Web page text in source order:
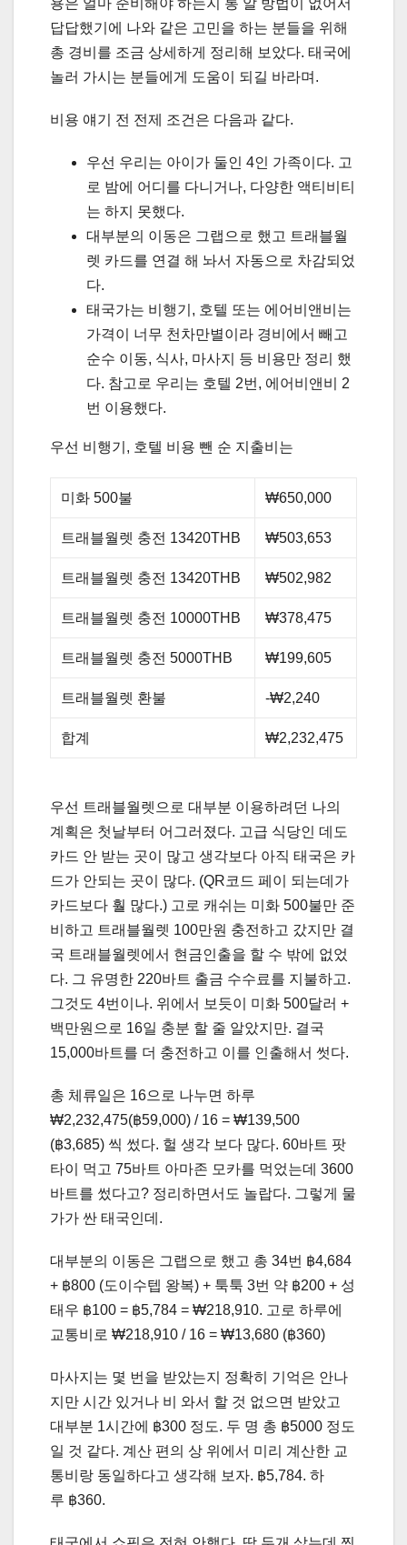
용은 얼마 준비해야 하는지 통 알 방법이 없어서
답답했기에 나와 같은 고민을 하는 분들을 위해
총 경비를 조금 상세하게 정리해 보았다. 태국에
놀러 가시는 분들에게 도움이 되길 바라며.
비용 얘기 전 전제 조건은 다음과 같다.
우선 우리는 아이가 둘인 4인 가족이다. 고
로 밤에 어디를 다니거나, 다양한 액티비티
는 하지 못했다.
대부분의 이동은 그랩으로 했고 트래블월
렛 카드를 연결 해 놔서 자동으로 차감되었
다.
태국가는 비행기, 호텔 또는 에어비앤비는
가격이 너무 천차만별이라 경비에서 빼고
순수 이동, 식사, 마사지 등 비용만 정리 했
다. 참고로 우리는 호텔 2번, 에어비앤비 2
번 이용했다.
우선 비행기, 호텔 비용 뺀 순 지출비는
미화 500불 ₩650,000
트래블월렛 충전 13420THB ₩503,653
트래블월렛 충전 13420THB ₩502,982
트래블월렛 충전 10000THB ₩378,475
트래블월렛 충전 5000THB ₩199,605
트래블월렛 환불 -₩2,240
합계 ₩2,232,475
우선 트래블월렛으로 대부분 이용하려던 나의
계획은 첫날부터 어그러졌다. 고급 식당인 데도
카드 안 받는 곳이 많고 생각보다 아직 태국은 카
드가 안되는 곳이 많다. (QR코드 페이 되는데가
카드보다 훨 많다.) 고로 캐쉬는 미화 500불만 준
비하고 트래블월렛 100만원 충전하고 갔지만 결
국 트래블월렛에서 현금인출을 할 수 밖에 없었
다. 그 유명한 220바트 출금 수수료를 지불하고.
그것도 4번이나. 위에서 보듯이 미화 500달러 +
백만원으로 16일 충분 할 줄 알았지만. 결국
15,000바트를 더 충전하고 이를 인출해서 썻다.
총 체류일은 16으로 나누면 하루
₩2,232,475(฿59,000) / 16 = ₩139,500
(฿3,685) 씩 썼다. 헐 생각 보다 많다. 60바트 팟
타이 먹고 75바트 아마존 모카를 먹었는데 3600
바트를 썼다고? 정리하면서도 놀랍다. 그렇게 물
가가 싼 태국인데.
대부분의 이동은 그랩으로 했고 총 34번 ฿4,684
+ ฿800 (도이수텝 왕복) + 툭툭 3번 약 ฿200 + 성
태우 ฿100 = ฿5,784 = ₩218,910. 고로 하루에
교통비로 ₩218,910 / 16 = ₩13,680 (฿360)
마사지는 몇 번을 받았는지 정확히 기억은 안나
지만 시간 있거나 비 와서 할 것 없으면 받았고
대부분 1시간에 ฿300 정도. 두 명 총 ฿5000 정도
일 것 같다. 계산 편의 상 위에서 미리 계산한 교
통비랑 동일하다고 생각해 보자. ฿5,784. 하
루 ฿360.